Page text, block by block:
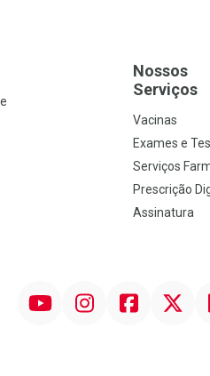
Nossos
Serviços
Vacinas
Exames e
Serviços
Prescrição
Assinatura
InstagramFacebookTwitter